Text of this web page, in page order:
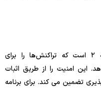
یک فناوری مقیاس‌بندی لایه ۲ است که تراکنش‌ها را برای
این امنیت را از طریق اثبات
تضمین می کند. برای برنامه